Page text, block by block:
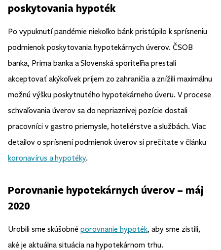
poskytovania hypoték
Po vypuknutí pandémie niekoľko bánk pristúpilo k sprísneniu
podmienok poskytovania hypotekárnych úverov. ČSOB
banka, Prima banka a Slovenská sporiteľňa prestali
akceptovať akýkoľvek príjem zo zahraničia a znížili maximálnu
možnú výšku poskytnutého hypotekárneho úveru. V procese
schvaľovania úverov sa do nepriaznivej pozície dostali
pracovníci v gastro priemysle, hoteliérstve a službách. Viac
detailov o sprísnení podmienok úverov si prečítate v článku
koronavírus a hypotéky.
Porovnanie hypotekárnych úverov – máj
2020
Urobili sme skúšobné porovnanie hypoték, aby sme zistili,
aké je aktuálna situácia na hypotekárnom trhu.